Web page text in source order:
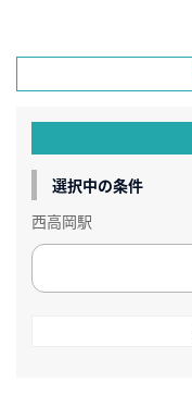
選択中の条件
西高岡駅